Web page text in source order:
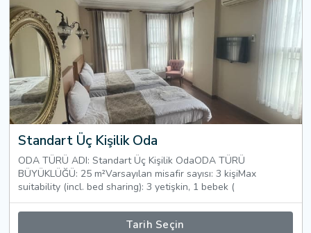
Standart Üç Kişilik Oda
ODA TÜRÜ ADI: Standart Üç Kişilik OdaODA TÜRÜ
BÜYÜKLÜĞÜ: 25 m²Varsayılan misafir sayısı: 3 kişiMax
suitability (incl. bed sharing): 3 yetişkin, 1 bebek (
Tarih Seçin